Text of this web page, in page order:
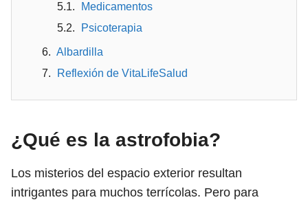
Medicamentos
Psicoterapia
Albardilla
Reflexión de VitaLifeSalud
¿Qué es la astrofobia?
Los misterios del espacio exterior resultan
intrigantes para muchos terrícolas. Pero para